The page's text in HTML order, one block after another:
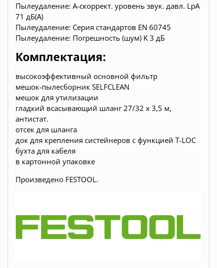
Пылеудаление: A-скоррект. уровень звук. давл. LpA
71 дБ(A)
Пылеудаление: Серия стандартов EN 60745
Пылеудаление: Погрешность (шум) K 3 дБ
Комплектация:
высокоэффективный основной фильтр
мешок-пылесборник SELFCLEAN
мешок для утилизации
гладкий всасывающий шланг 27/32 x 3,5 м,
антистат.
отсек для шланга
док для крепления систейнеров с функцией T-LOC
бухта для кабеля
в картонной упаковке
Произведено FESTOOL.